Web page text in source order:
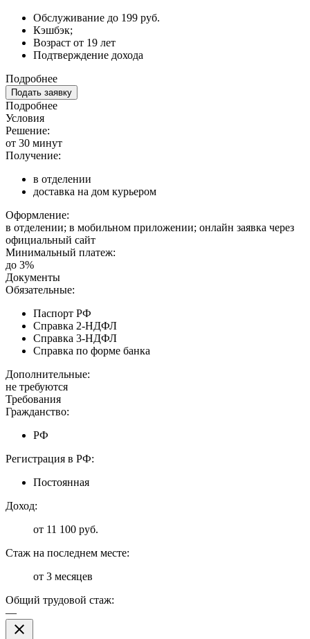
Обслуживание до 199 руб.
Кэшбэк;
Возраст от 19 лет
Подтверждение дохода
Подробнее
Подать заявку
Подробнее
Условия
Решение:
от 30 минут
Получение:
в отделении
доставка на дом курьером
Оформление:
в отделении; в мобильном приложении; онлайн заявка через
официальный сайт
Минимальный платеж:
до 3%
Документы
Обязательные:
Паспорт РФ
Справка 2-НДФЛ
Справка 3-НДФЛ
Справка по форме банка
Дополнительные:
не требуются
Требования
Гражданство:
РФ
Регистрация в РФ:
Постоянная
Доход:
от 11 100 руб.
Стаж на последнем месте:
от 3 месяцев
Общий трудовой стаж:
—
close